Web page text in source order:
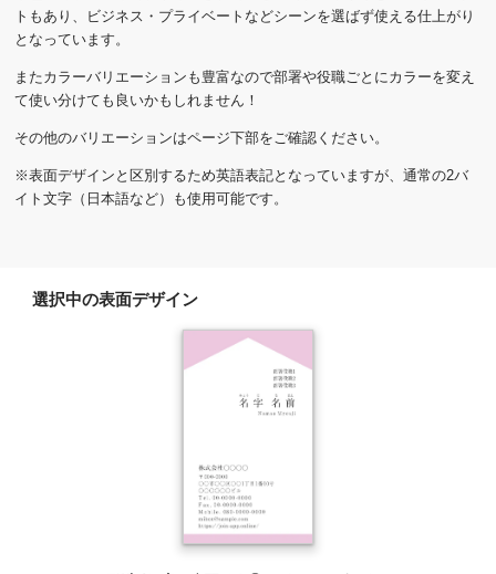
トもあり、ビジネス・プライベートなどシーンを選ばず使える仕上がり
となっています。
またカラーバリエーションも豊富なので部署や役職ごとにカラーを変え
て使い分けても良いかもしれません！
その他のバリエーションはページ下部をご確認ください。
※表面デザインと区別するため英語表記となっていますが、通常の2バ
イト文字（日本語など）も使用可能です。
選択中の表面デザイン